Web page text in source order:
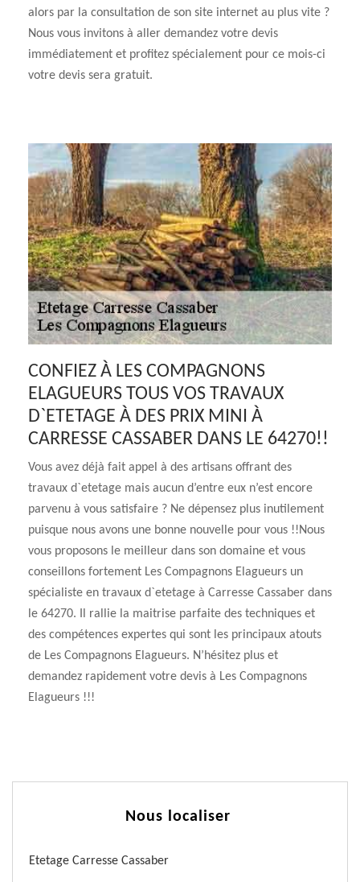
alors par la consultation de son site internet au plus vite ?
Nous vous invitons à aller demandez votre devis
immédiatement et profitez spécialement pour ce mois-ci
votre devis sera gratuit.
CONFIEZ À LES COMPAGNONS
ELAGUEURS TOUS VOS TRAVAUX
D`ETETAGE À DES PRIX MINI À
CARRESSE CASSABER DANS LE 64270!!
Vous avez déjà fait appel à des artisans offrant des
travaux d`etetage mais aucun d’entre eux n’est encore
parvenu à vous satisfaire ? Ne dépensez plus inutilement
puisque nous avons une bonne nouvelle pour vous !!Nous
vous proposons le meilleur dans son domaine et vous
conseillons fortement Les Compagnons Elagueurs un
spécialiste en travaux d`etetage à Carresse Cassaber dans
le 64270. Il rallie la maitrise parfaite des techniques et
des compétences expertes qui sont les principaux atouts
de Les Compagnons Elagueurs. N’hésitez plus et
demandez rapidement votre devis à Les Compagnons
Elagueurs !!!
Nous localiser
Etetage Carresse Cassaber